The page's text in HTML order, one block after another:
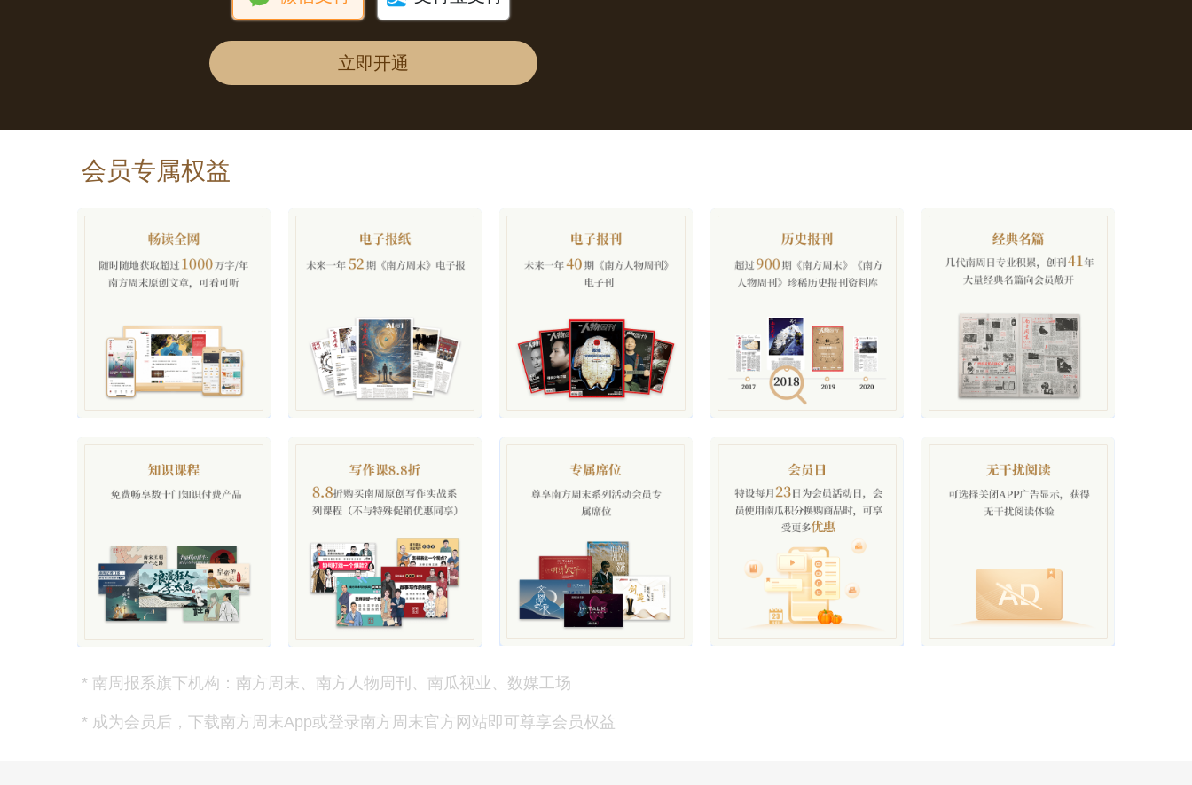
立即开通
会员专属权益
* 南周报系旗下机构：南方周末、南方人物周刊、南瓜视业、数媒工场
* 成为会员后，下载南方周末App或登录南方周末官方网站即可尊享会员权益